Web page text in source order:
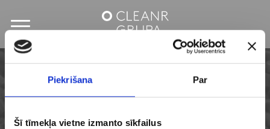
Piekrišana Par
Šī tīmekļa vietne izmanto sīkfailus